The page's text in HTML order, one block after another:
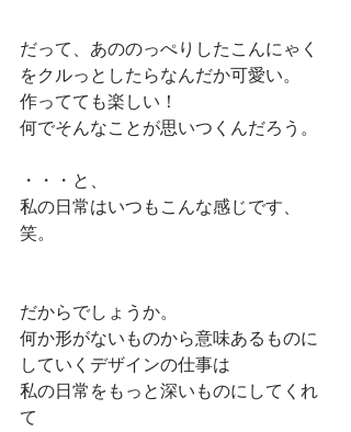
だって、あののっぺりしたこんにゃく
をクルっとしたらなんだか可愛い。
作ってても楽しい！
何でそんなことが思いつくんだろう。
・・・と、
私の日常はいつもこんな感じです、
笑。
だからでしょうか。
何か形がないものから意味あるものに
していくデザインの仕事は
私の日常をもっと深いものにしてくれ
て